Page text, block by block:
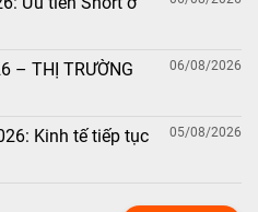
– THỊ TRƯỜNG
06/08/2026
Kinh tế tiếp tục
05/08/2026